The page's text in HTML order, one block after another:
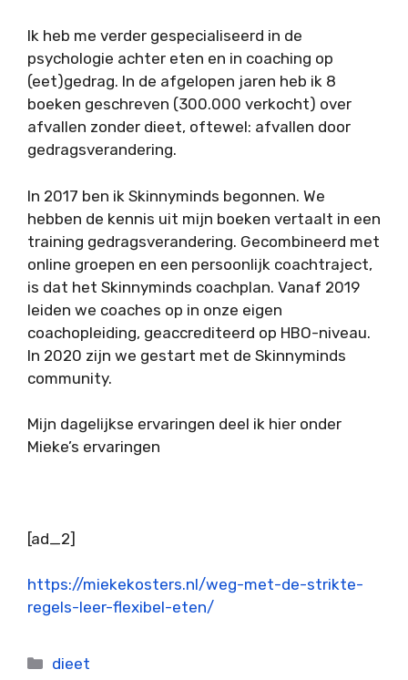
Ik heb me verder gespecialiseerd in de
psychologie achter eten en in coaching op
(eet)gedrag. In de afgelopen jaren heb ik 8
boeken geschreven (300.000 verkocht) over
afvallen zonder dieet, oftewel: afvallen door
gedragsverandering.
In 2017 ben ik Skinnyminds begonnen. We
hebben de kennis uit mijn boeken vertaalt in een
training gedragsverandering. Gecombineerd met
online groepen en een persoonlijk coachtraject,
is dat het Skinnyminds coachplan. Vanaf 2019
leiden we coaches op in onze eigen
coachopleiding, geaccrediteerd op HBO-niveau.
In 2020 zijn we gestart met de Skinnyminds
community.
Mijn dagelijkse ervaringen deel ik hier onder
Mieke’s ervaringen
[ad_2]
https://miekekosters.nl/weg-met-de-strikte-
regels-leer-flexibel-eten/
Categorieën
dieet